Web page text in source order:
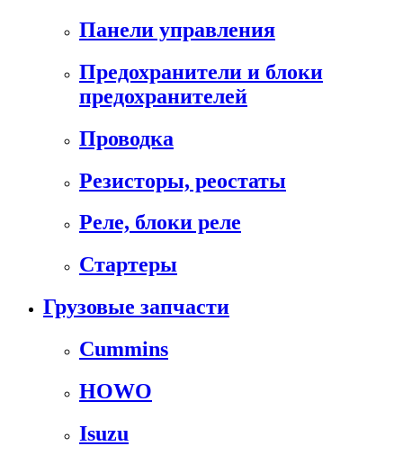
Панели управления
Предохранители и блоки
предохранителей
Проводка
Резисторы, реостаты
Реле, блоки реле
Стартеры
Грузовые запчасти
Cummins
HOWO
Isuzu